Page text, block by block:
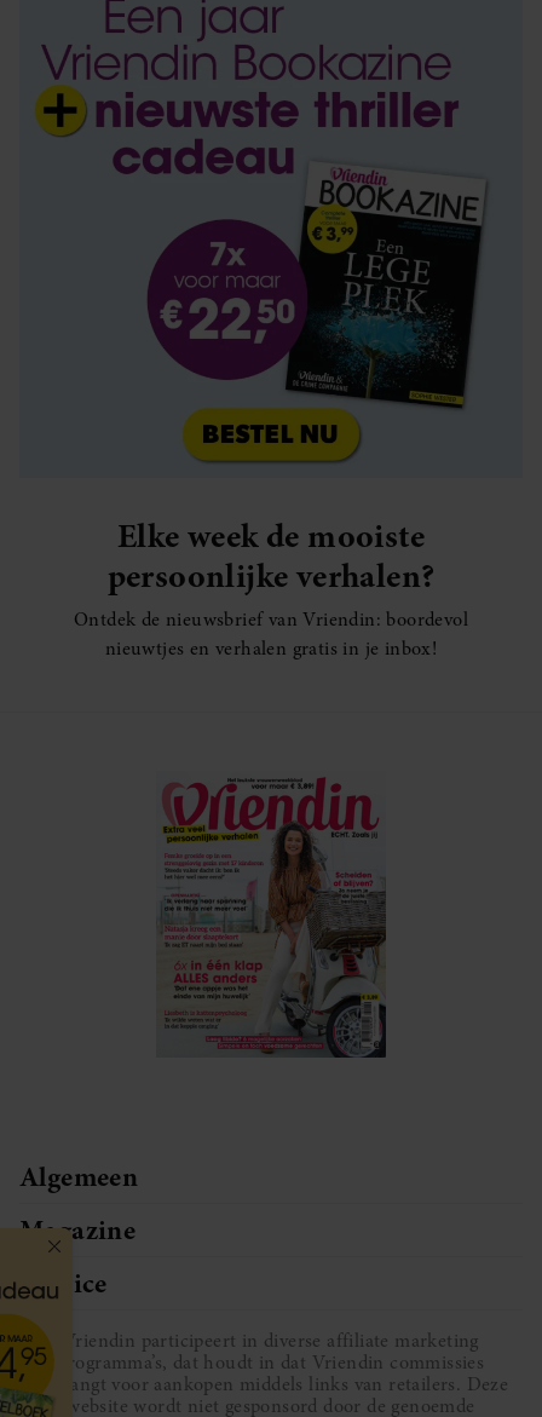
Elke week de mooiste
persoonlijke verhalen?
Ontdek de nieuwsbrief van Vriendin: boordevol
nieuwtjes en verhalen gratis in je inbox!
Algemeen
Magazine
Service
Vriendin participeert in diverse affiliate marketing
programma’s, dat houdt in dat Vriendin commissies
ontvangt voor aankopen middels links van retailers. Deze
website wordt niet gesponsord door de genoemde